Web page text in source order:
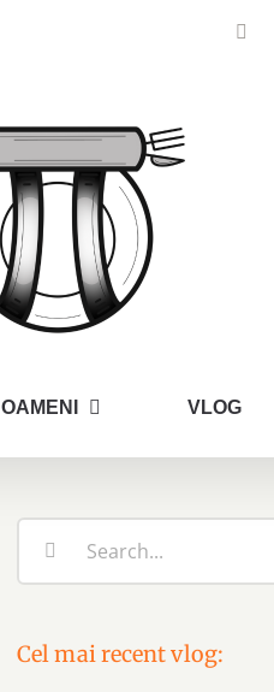
OAMENI VLOG
Cel mai recent vlog: